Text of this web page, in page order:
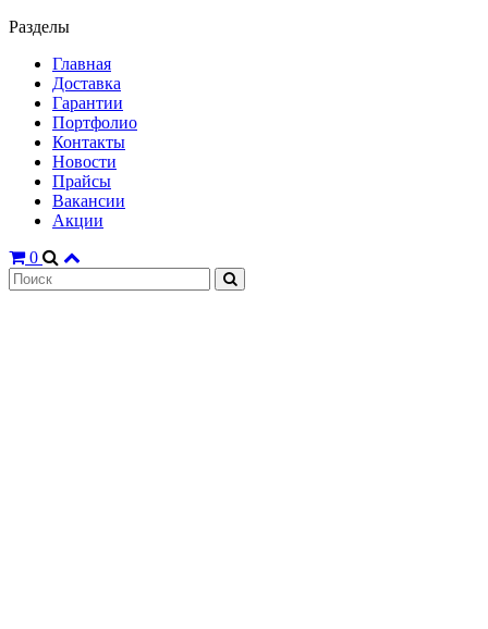
Разделы
Главная
Доставка
Гарантии
Портфолио
Контакты
Новости
Прайсы
Вакансии
Акции
0